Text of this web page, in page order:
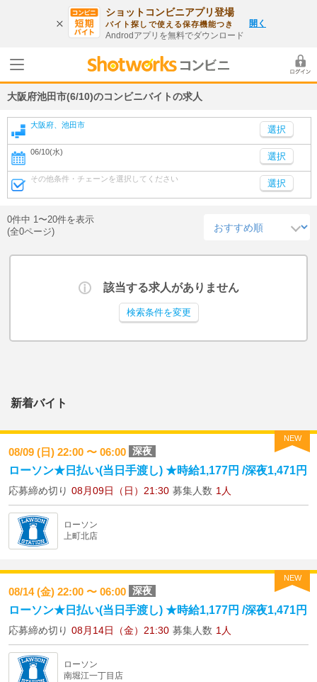
ショットコンビニアプリ登場
バイト探しで使える保存機能つき
Androdアプリを無料でダウンロード
開く
大阪府池田市(6/10)のコンビニバイトの求人
大阪府、池田市
06/10(水) 選択
その他条件・チェーンを選択してください 選択
0件中 1〜20件を表示
(全0ページ)
該当する求人がありません
検索条件を変更
新着バイト
NEW
08/09 (日) 22:00 〜 06:00 深夜
ローソン★日払い(当日手渡し) ★時給1,177円 /深夜1,471円
応募締め切り 08月09日（日）21:30 募集人数 1人
ローソン
上町北店
NEW
08/14 (金) 22:00 〜 06:00 深夜
ローソン★日払い(当日手渡し) ★時給1,177円 /深夜1,471円
応募締め切り 08月14日（金）21:30 募集人数 1人
ローソン
南堀江一丁目店